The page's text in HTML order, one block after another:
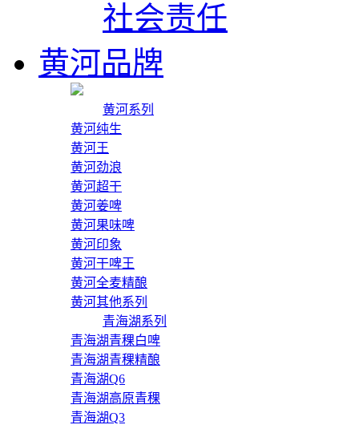
社会责任
黄河品牌
黄河系列
黄河纯生
黄河王
黄河劲浪
黄河超干
黄河姜啤
黄河果味啤
黄河印象
黄河干啤王
黄河全麦精酿
黄河其他系列
青海湖系列
青海湖青稞白啤
青海湖青稞精酿
青海湖Q6
青海湖高原青稞
青海湖Q3